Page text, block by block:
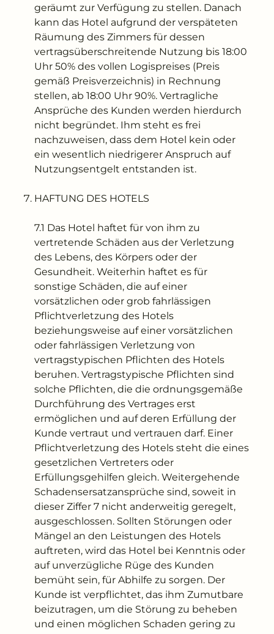
geräumt zur Verfügung zu stellen. Danach
kann das Hotel aufgrund der verspäteten
Räumung des Zimmers für dessen
vertragsüberschreitende Nutzung bis 18:00
Uhr 50% des vollen Logispreises (Preis
gemäß Preisverzeichnis) in Rechnung
stellen, ab 18:00 Uhr 90%. Vertragliche
Ansprüche des Kunden werden hierdurch
nicht begründet. Ihm steht es frei
nachzuweisen, dass dem Hotel kein oder
ein wesentlich niedrigerer Anspruch auf
Nutzungsentgelt entstanden ist.
HAFTUNG DES HOTELS
7.1 Das Hotel haftet für von ihm zu
vertretende Schäden aus der Verletzung
des Lebens, des Körpers oder der
Gesundheit. Weiterhin haftet es für
sonstige Schäden, die auf einer
vorsätzlichen oder grob fahrlässigen
Pflichtverletzung des Hotels
beziehungsweise auf einer vorsätzlichen
oder fahrlässigen Verletzung von
vertragstypischen Pflichten des Hotels
beruhen. Vertragstypische Pflichten sind
solche Pflichten, die die ordnungsgemäße
Durchführung des Vertrages erst
ermöglichen und auf deren Erfüllung der
Kunde vertraut und vertrauen darf. Einer
Pflichtverletzung des Hotels steht die eines
gesetzlichen Vertreters oder
Erfüllungsgehilfen gleich. Weitergehende
Schadensersatzansprüche sind, soweit in
dieser Ziffer 7 nicht anderweitig geregelt,
ausgeschlossen. Sollten Störungen oder
Mängel an den Leistungen des Hotels
auftreten, wird das Hotel bei Kenntnis oder
auf unverzügliche Rüge des Kunden
bemüht sein, für Abhilfe zu sorgen. Der
Kunde ist verpflichtet, das ihm Zumutbare
beizutragen, um die Störung zu beheben
und einen möglichen Schaden gering zu